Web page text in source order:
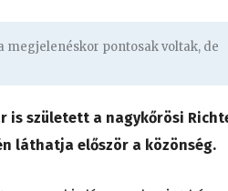
megjelenéskor pontosak voltak, de
is született a nagykőrösi
láthatja először a közönség.